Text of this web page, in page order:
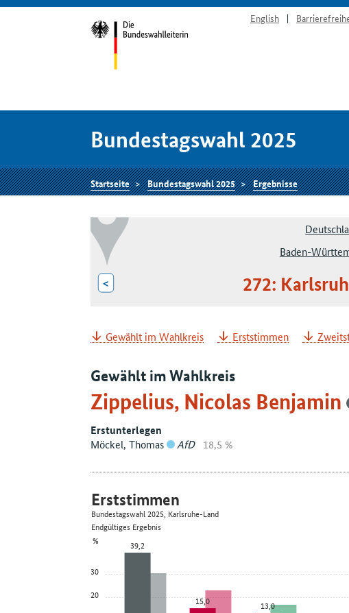
English
Bundestagswahl 2025
Startseite Bundestagswahl 2025 Ergebnisse
Baden-
< 272:
Gewählt im Wahlkreis Erststimmen
Gewählt im Wahlkreis
Zippelius, Nicolas Benjamin
Erstunterlegen
Möckel, Thomas AfD 18,5 %
20
30
% 39,2
15,0
13,0
Erststimmen
Bundestagswahl 2025, Karlsruhe-Land
Endgültiges Ergebnis